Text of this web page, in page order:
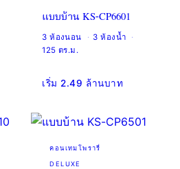
แบบบ้าน KS-CP6601
3 ห้องนอน
3 ห้องน้ำ
125 ตร.ม.
เริ่ม 2.49 ล้านบาท
คอนเทมโพรารี่
DELUXE